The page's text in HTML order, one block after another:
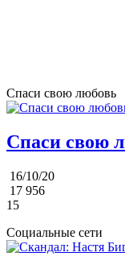
Спаси свою любовь
Спаси свою
16/10/20
17 956
15
Социальные сети